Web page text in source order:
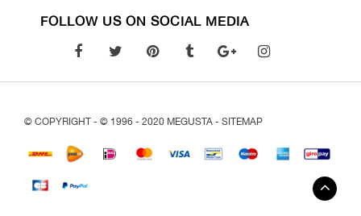
FOLLOW US ON SOCIAL MEDIA
© COPYRIGHT - © 1996 - 2020 MEGUSTA - SITEMAP